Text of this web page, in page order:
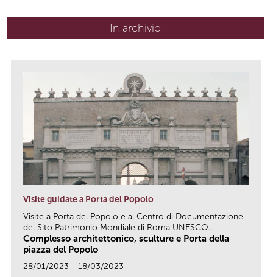
In archivio
Visite guidate a Porta del Popolo
Visite a Porta del Popolo e al Centro di Documentazione
del Sito Patrimonio Mondiale di Roma UNESCO...
Complesso architettonico, sculture e Porta della
piazza del Popolo
28/01/2023 - 18/03/2023